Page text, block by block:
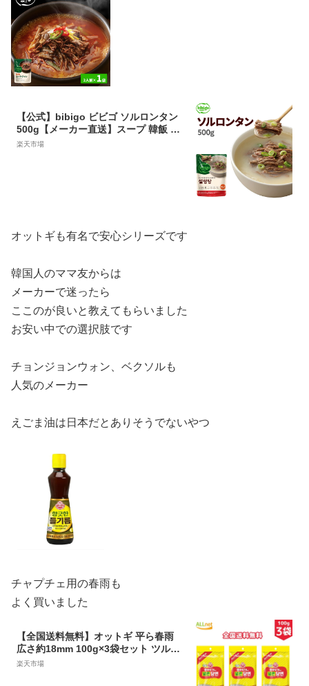
【公式】bibigo ビビゴ ソルロンタン
500g【メーカー直送】スープ 韓飯 韓
国料理 ギフト プレゼント 惣菜 常温
楽天市場
オットギも有名で安心シリーズです
韓国人のママ友からは
メーカーで迷ったら
ここのが良いと教えてもらいました
お安い中での選択肢です
チョンジョンウォン、ベクソルも
人気のメーカー
えごま油は日本だとありそうでないやつ
チャプチェ用の春雨も
よく買いました
【全国送料無料】オットギ 平ら春雨
広さ約18mm 100g×3袋セット ツルツ
ル 板状 粉皮 中華食材 冬の暖かい鍋料
楽天市場